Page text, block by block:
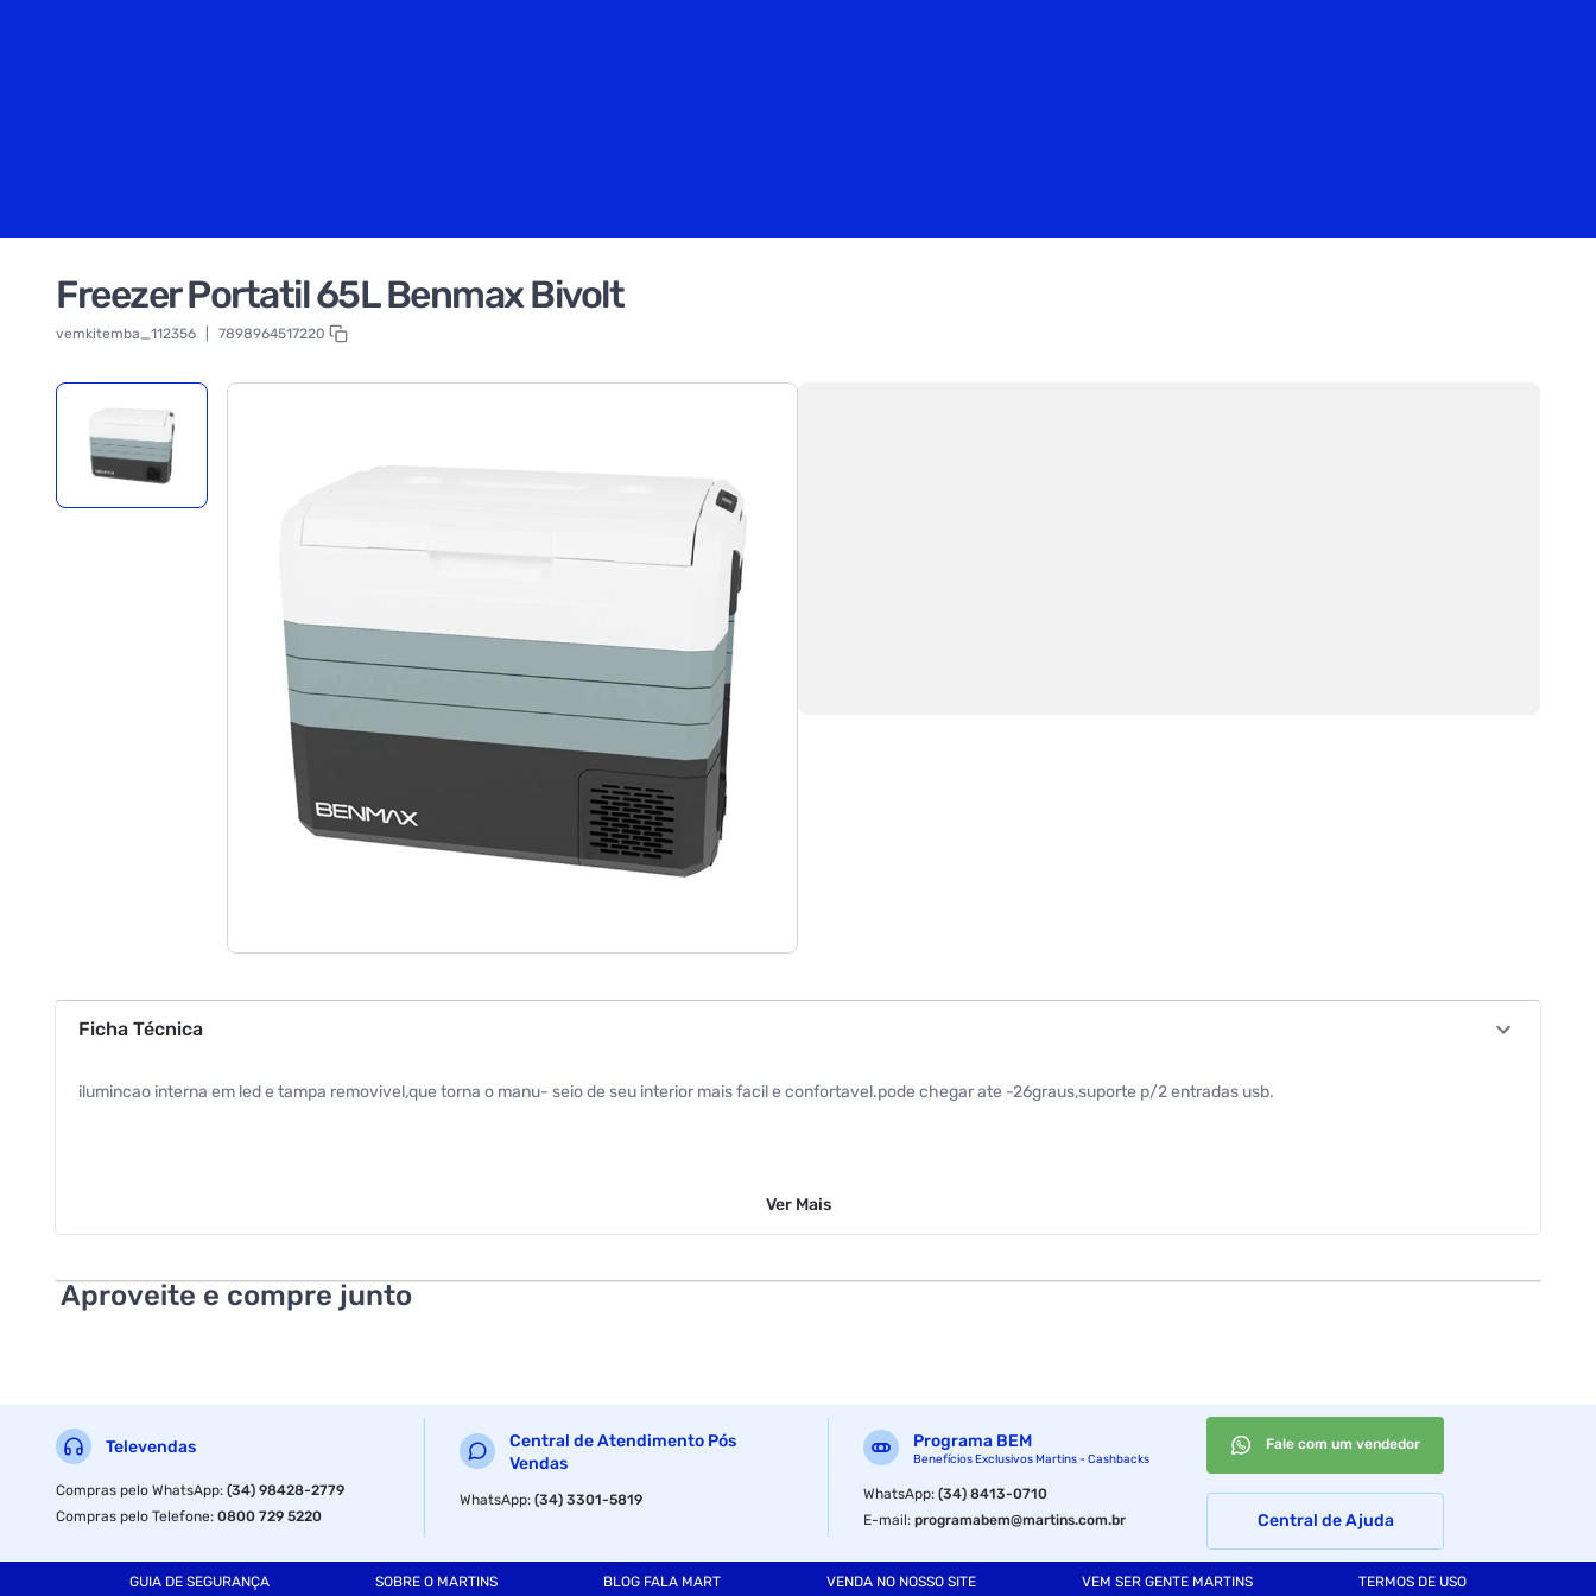
Freezer Portatil 65L Benmax Bivolt
vemkitemba_112356 7898964517220
Ficha Técnica
ilumincao interna em led e tampa removivel,que torna o manu- seio de seu interior mais facil e confortavel.pode chegar ate -26graus,suporte p/2 entradas usb.
Ver Mais
Aproveite e compre junto
Televendas
Compras pelo WhatsApp:(34) 98428-2779
Compras pelo Telefone:0800 729 5220
Central de Atendimento Pós
Vendas
WhatsApp:(34) 3301-5819
Programa BEM
Benefícios Exclusivos Martins - Cashbacks
WhatsApp:(34) 8413-0710
E-mail:programabem@martins.com.br
Fale com um vendedor
Central de Ajuda
GUIA DE SEGURANÇA SOBRE O MARTINS BLOG FALA MART VENDA NO NOSSO SITE VEM SER GENTE MARTINS TERMOS DE USO